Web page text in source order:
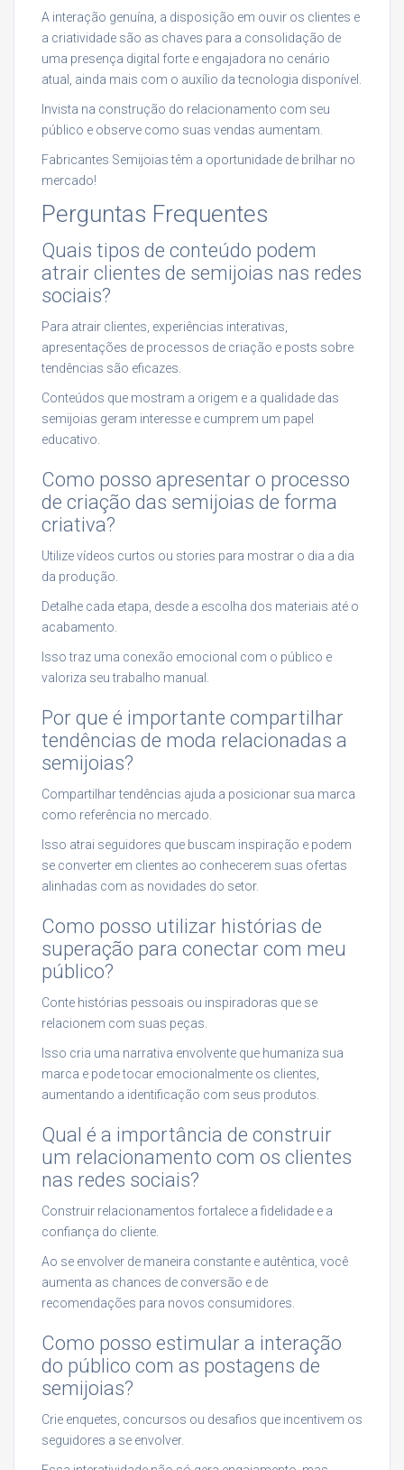
A interação genuína, a disposição em ouvir os clientes e
a criatividade são as chaves para a consolidação de
uma presença digital forte e engajadora no cenário
atual, ainda mais com o auxílio da tecnologia disponível.
Invista na construção do relacionamento com seu
público e observe como suas vendas aumentam.
Fabricantes Semijoias têm a oportunidade de brilhar no
mercado!
Perguntas Frequentes
Quais tipos de conteúdo podem
atrair clientes de semijoias nas redes
sociais?
Para atrair clientes, experiências interativas,
apresentações de processos de criação e posts sobre
tendências são eficazes.
Conteúdos que mostram a origem e a qualidade das
semijoias geram interesse e cumprem um papel
educativo.
Como posso apresentar o processo
de criação das semijoias de forma
criativa?
Utilize vídeos curtos ou stories para mostrar o dia a dia
da produção.
Detalhe cada etapa, desde a escolha dos materiais até o
acabamento.
Isso traz uma conexão emocional com o público e
valoriza seu trabalho manual.
Por que é importante compartilhar
tendências de moda relacionadas a
semijoias?
Compartilhar tendências ajuda a posicionar sua marca
como referência no mercado.
Isso atrai seguidores que buscam inspiração e podem
se converter em clientes ao conhecerem suas ofertas
alinhadas com as novidades do setor.
Como posso utilizar histórias de
superação para conectar com meu
público?
Conte histórias pessoais ou inspiradoras que se
relacionem com suas peças.
Isso cria uma narrativa envolvente que humaniza sua
marca e pode tocar emocionalmente os clientes,
aumentando a identificação com seus produtos.
Qual é a importância de construir
um relacionamento com os clientes
nas redes sociais?
Construir relacionamentos fortalece a fidelidade e a
confiança do cliente.
Ao se envolver de maneira constante e autêntica, você
aumenta as chances de conversão e de
recomendações para novos consumidores.
Como posso estimular a interação
do público com as postagens de
semijoias?
Crie enquetes, concursos ou desafios que incentivem os
seguidores a se envolver.